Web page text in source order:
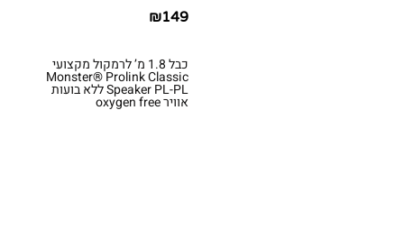
₪149
כבל 1.8 מ’ לרמקול מקצועי
Monster® Prolink Classic
Speaker PL-PL ללא בועות
אוויר oxygen free